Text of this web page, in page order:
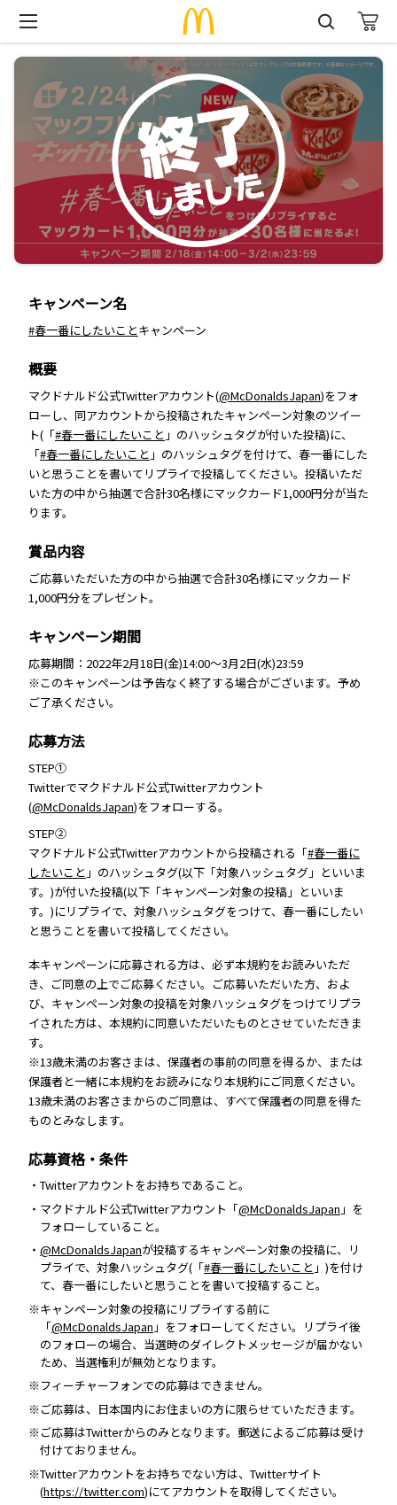
キャンペーン名
#春一番にしたいことキャンペーン
概要
マクドナルド公式Twitterアカウント(@McDonaldsJapan)をフォ
ローし、同アカウントから投稿されたキャンペーン対象のツイー
ト(「#春一番にしたいこと 」のハッシュタグが付いた投稿)に、
「#春一番にしたいこと 」のハッシュタグを付けて、春一番にした
いと思うことを書いてリプライで投稿してください。投稿いただ
いた方の中から抽選で合計30名様にマックカード1,000円分が当た
ります。
賞品内容
ご応募いただいた方の中から抽選で合計30名様にマックカード
1,000円分をプレゼント。
キャンペーン期間
応募期間：2022年2月18日(金)14:00～3月2日(水)23:59
※このキャンペーンは予告なく終了する場合がございます。予め
ご了承ください。
応募方法
STEP①
Twitterでマクドナルド公式Twitterアカウント
(@McDonaldsJapan)をフォローする。
STEP②
マクドナルド公式Twitterアカウントから投稿される「#春一番に
したいこと 」のハッシュタグ(以下「対象ハッシュタグ」といいま
す。)が付いた投稿(以下「キャンペーン対象の投稿」といいま
す。)にリプライで、対象ハッシュタグをつけて、春一番にしたい
と思うことを書いて投稿してください。
本キャンペーンに応募される方は、必ず本規約をお読みいただ
き、ご同意の上でご応募ください。ご応募いただいた方、およ
び、キャンペーン対象の投稿を対象ハッシュタグをつけてリプラ
イされた方は、本規約に同意いただいたものとさせていただきま
す。
※13歳未満のお客さまは、保護者の事前の同意を得るか、または
保護者と一緒に本規約をお読みになり本規約にご同意ください。
13歳未満のお客さまからのご同意は、すべて保護者の同意を得た
ものとみなします。
応募資格・条件
・Twitterアカウントをお持ちであること。
・マクドナルド公式Twitterアカウント「@McDonaldsJapan 」を
フォローしていること。
・ @McDonaldsJapanが投稿するキャンペーン対象の投稿に、リ
プライで、対象ハッシュタグ(「#春一番にしたいこと 」)を付け
て、春一番にしたいと思うことを書いて投稿すること。
※キャンペーン対象の投稿にリプライする前に
「@McDonaldsJapan 」をフォローしてください。リプライ後
のフォローの場合、当選時のダイレクトメッセージが届かない
ため、当選権利が無効となります。
※フィーチャーフォンでの応募はできません。
※ご応募は、日本国内にお住まいの方に限らせていただきます。
※ご応募はTwitterからのみとなります。郵送によるご応募は受け
付けておりません。
※Twitterアカウントをお持ちでない方は、Twitterサイト
(https://twitter.com)にてアカウントを取得してください。